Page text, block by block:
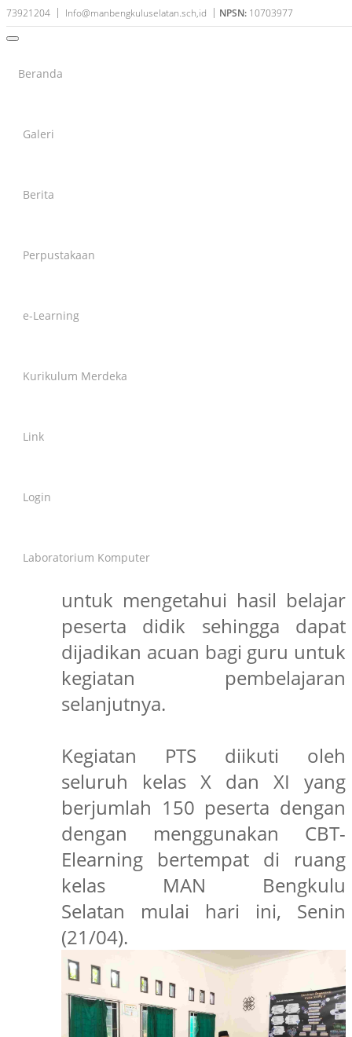
73921204 Info@manbengkuluselatan.sch,id NPSN: 10703977
Beranda
Galeri
Berita
Perpustakaan
e-Learning
Kurikulum Merdeka
Link
Login
Laboratorium Komputer
BERITA
APR
Bengkulu Selatan (Humas) -
Bengkulu Selatan (MAN BS)
program evaluasi pembelajaran
genap tahun pelajaran
untuk mengetahui hasil belajar
peserta didik sehingga dapat
dijadikan acuan bagi guru untuk
kegiatan pembelajaran
selanjutnya.
Kegiatan PTS diikuti oleh
seluruh kelas X dan XI yang
berjumlah 150 peserta dengan
dengan menggunakan CBT-
Elearning bertempat di ruang
kelas MAN Bengkulu
Selatan mulai hari ini, Senin
(21/04).